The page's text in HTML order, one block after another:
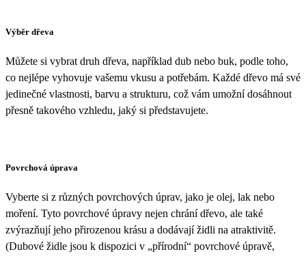
Výběr dřeva
Můžete si vybrat druh dřeva, například dub nebo buk, podle toho,
co nejlépe vyhovuje vašemu vkusu a potřebám. Každé dřevo má své
jedinečné vlastnosti, barvu a strukturu, což vám umožní dosáhnout
přesně takového vzhledu, jaký si představujete.
Povrchová úprava
Vyberte si z různých povrchových úprav, jako je olej, lak nebo
moření. Tyto povrchové úpravy nejen chrání dřevo, ale také
zvýrazňují jeho přirozenou krásu a dodávají židli na atraktivitě.
(Dubové židle jsou k dispozici v „přírodní“ povrchové úpravě,